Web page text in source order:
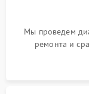
Мы проведем
ремонта и